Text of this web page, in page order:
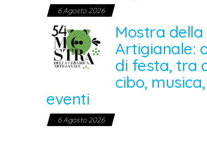
6 Agosto 2026
Mostra
Artigianale:
di festa, tra
cibo,
eventi
6 Agosto 2026